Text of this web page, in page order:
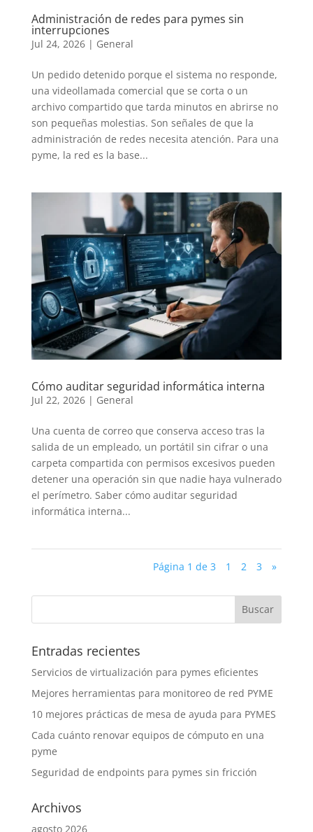
Administración de redes para pymes sin
interrupciones
Jul 24, 2026| General
Un pedido detenido porque el sistema no responde,
una videollamada comercial que se corta o un
archivo compartido que tarda minutos en abrirse no
son pequeñas molestias. Son señales de que la
administración de redes necesita atención. Para una
pyme, la red es la base...
Cómo auditar seguridad informática interna
Jul 22, 2026| General
Una cuenta de correo que conserva acceso tras la
salida de un empleado, un portátil sin cifrar o una
carpeta compartida con permisos excesivos pueden
detener una operación sin que nadie haya vulnerado
el perímetro. Saber cómo auditar seguridad
informática interna...
Página 1 de 3 1 2 3 »
Entradas recientes
Servicios de virtualización para pymes eficientes
Mejores herramientas para monitoreo de red PYME
10 mejores prácticas de mesa de ayuda para PYMES
Cada cuánto renovar equipos de cómputo en una
pyme
Seguridad de endpoints para pymes sin fricción
Archivos
agosto 2026